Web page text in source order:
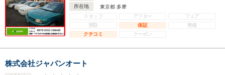
所在地
東京都 多摩
スタッフ
アフター
フェア
買取
保証
整備
クチコミ
クーポン
株式会社ジャパンオート